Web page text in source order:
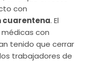
con
cuarentena. El
con
tenido que cerrar
trabajadores de